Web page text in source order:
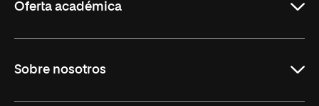
Oferta académica
Másteres Oficiales
Sobre nosotros